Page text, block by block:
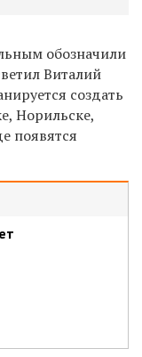
обозначили
Виталий
создать
Норильске,
появятся